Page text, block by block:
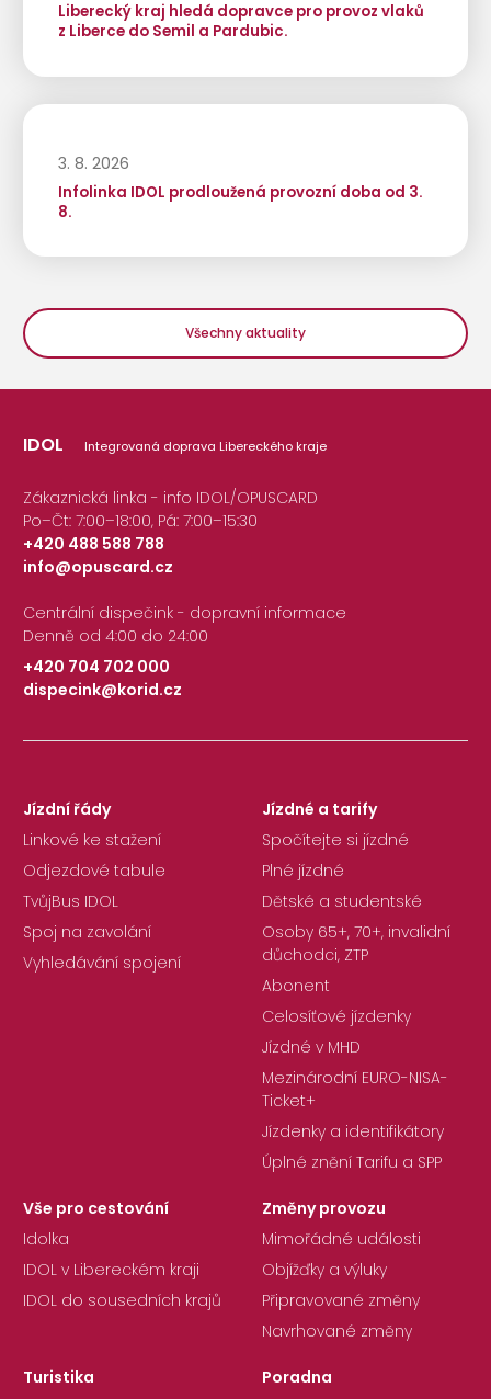
Liberecký kraj hledá dopravce pro provoz vlaků
z Liberce do Semil a Pardubic.
3. 8. 2026
Infolinka IDOL prodloužená provozní doba od 3.
8.
Všechny aktuality
IDOL Integrovaná doprava Libereckého kraje
Zákaznická linka - info IDOL/OPUSCARD
Po–Čt: 7:00–18:00, Pá: 7:00–15:30
+420 488 588 788
|
info@opuscard.cz
Centrální dispečink - dopravní informace
Denně od 4:00 do 24:00
+420 704 702 000
|
dispecink@korid.cz
Jízdní řády
Linkové ke stažení
Odjezdové tabule
TvůjBus IDOL
Spoj na zavolání
Vyhledávání spojení
Jízdné a tarify
Spočítejte si jízdné
Plné jízdné
Dětské a studentské
Osoby 65+, 70+, invalidní
důchodci, ZTP
Abonent
Celosíťové jízdenky
Jízdné v MHD
Mezinárodní EURO-NISA-
Ticket+
Jízdenky a identifikátory
Úplné znění Tarifu a SPP
Vše pro cestování
Idolka
IDOL v Libereckém kraji
IDOL do sousedních krajů
Změny provozu
Mimořádné události
Objížďky a výluky
Připravované změny
Navrhované změny
Turistika
Poradna